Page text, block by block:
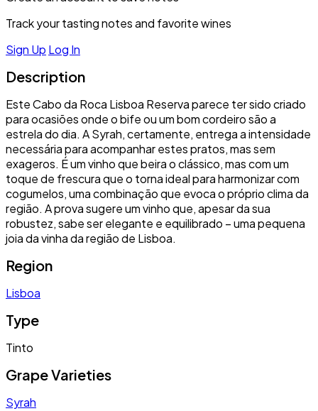
Track your tasting notes and favorite wines
Sign Up Log In
Description
Este Cabo da Roca Lisboa Reserva parece ter sido criado
para ocasiões onde o bife ou um bom cordeiro são a
estrela do dia. A Syrah, certamente, entrega a intensidade
necessária para acompanhar estes pratos, mas sem
exageros. É um vinho que beira o clássico, mas com um
toque de frescura que o torna ideal para harmonizar com
cogumelos, uma combinação que evoca o próprio clima da
região. A prova sugere um vinho que, apesar da sua
robustez, sabe ser elegante e equilibrado – uma pequena
joia da vinha da região de Lisboa.
Region
Lisboa
Type
Tinto
Grape Varieties
Syrah